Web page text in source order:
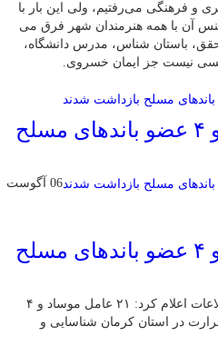
و فرهنگی می‌رفتیم، ولی این بار با
آن با همه هنرمندان شهر فرق می
باستان شناس، مدرس دانشگاه،
نیست جز ایمان خسروی.
۲۱ عامل موساد و ۴ عضو باند‌های مسلح
06 آگوست
۲۱ عامل موساد و ۴ عضو باند‌های مسلح
محمودآباد آنلاین : وزارت اطلاعات اعلام کرد: ۲۱ عامل موساد و ۴
در استان کرمان شناسایی و